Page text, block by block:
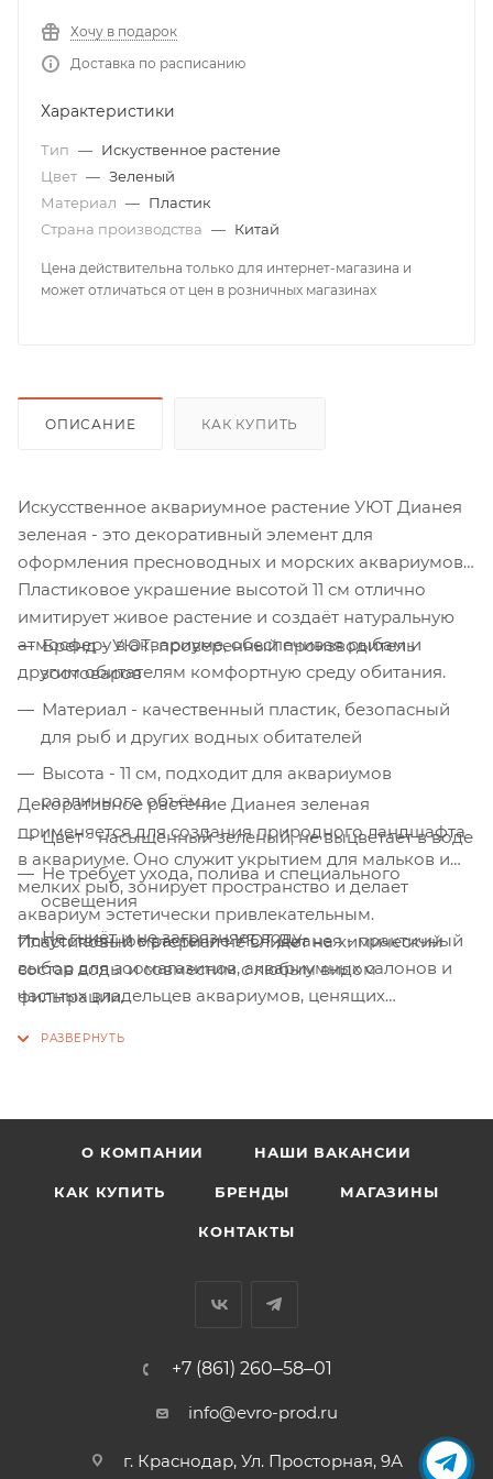
Хочу в подарок
Доставка по расписанию
Характеристики
Тип — Искуственное растение
Цвет — Зеленый
Материал — Пластик
Страна производства — Китай
Цена действительна только для интернет-магазина и
может отличаться от цен в розничных магазинах
ОПИСАНИЕ КАК КУПИТЬ
Искусственное аквариумное растение УЮТ Дианея
зеленая - это декоративный элемент для
оформления пресноводных и морских аквариумов.
Пластиковое украшение высотой 11 см отлично
имитирует живое растение и создаёт натуральную
атмосферу в аквариуме, обеспечивая рыбам и
другим обитателям комфортную среду обитания.
Бренд - УЮТ, проверенный производитель
зоотоваров
Материал - качественный пластик, безопасный
для рыб и других водных обитателей
Высота - 11 см, подходит для аквариумов
различного объёма
Цвет - насыщенный зеленый, не выцветает в воде
Не требует ухода, полива и специального
освещения
Не гниёт и не загрязняет воду
Декоративное растение Дианея зеленая
применяется для создания природного ландшафта
в аквариуме. Оно служит укрытием для мальков и
мелких рыб, зонирует пространство и делает
аквариум эстетически привлекательным.
Пластиковый материал не влияет на химический
состав воды и совместим с любым видом
фильтрации.
Искусственное растение УЮТ Дианея - практичный
выбор для зоомагазинов, аквариумных салонов и
частных владельцев аквариумов, ценящих
О КОМПАНИИ НАШИ ВАКАНСИИ
КАК КУПИТЬ БРЕНДЫ МАГАЗИНЫ
КОНТАКТЫ
+7 (861) 260‒58‒01
info@evro-prod.ru
г. Краснодар, ​Ул. Просторная, 9А